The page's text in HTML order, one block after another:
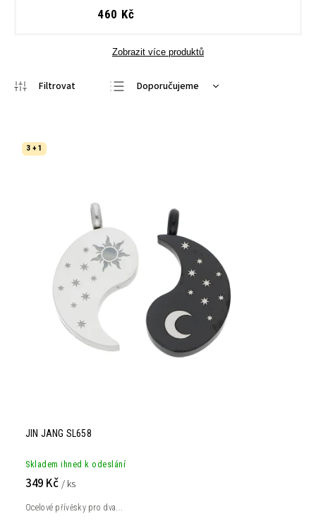
460 Kč
Zobrazit více produktů
Doporučujeme
3 + 1
JIN JANG SL658
Skladem ihned k odeslání
349 Kč / ks
Ocelové přívěsky pro dva...